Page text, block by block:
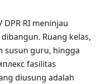
RI meninjau
Ruang kelas,
susun guru, hingga
fasilitas
diusung adalah